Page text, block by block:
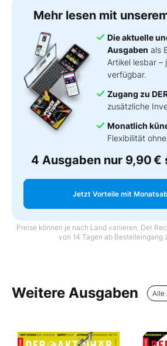
Mehr lesen mit
Die aktuelle
Ausgaben als
Artikel lesbar –
verfügbar.
Zugang zu
zusätzliche
Monatlich
Flexibilität
4 Ausgaben nur 9,90 €
Jetzt Vorteile mit
Preise können je nach Land variieren. Der
von 14 Tagen ab Bestelleingang
Weitere Ausgaben Alle